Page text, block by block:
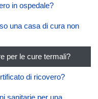
in ospedale?
una casa di cura non
per le cure termali?
di ricovero?
sanitarie per una